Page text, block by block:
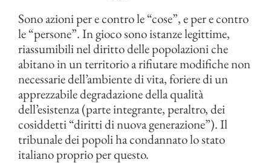
Sono azioni per e contro le “cose”, e per e contro
le “persone”. In gioco sono istanze legittime,
riassumibili nel diritto delle popolazioni che
abitano in un territorio a rifiutare modifiche non
necessarie dell’ambiente di vita, foriere di un
apprezzabile degradazione della qualità
dell’esistenza (parte integrante, peraltro, dei
cosiddetti “diritti di nuova generazione”). Il
tribunale dei popoli ha condannato lo stato
italiano proprio per questo.